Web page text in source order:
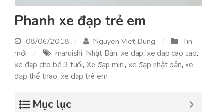
Phanh xe đạp trẻ em
08/06/2018 Nguyen Viet Dung
Tin
mới
maruishi, Nhật Bản, xe dap, xe dap cao cao,
xe đạp cho bé 3 tuổi, Xe đạp mini, xe đạp nhật bản, xe
đạp thể thao, xe đạp trê em
Mục lục